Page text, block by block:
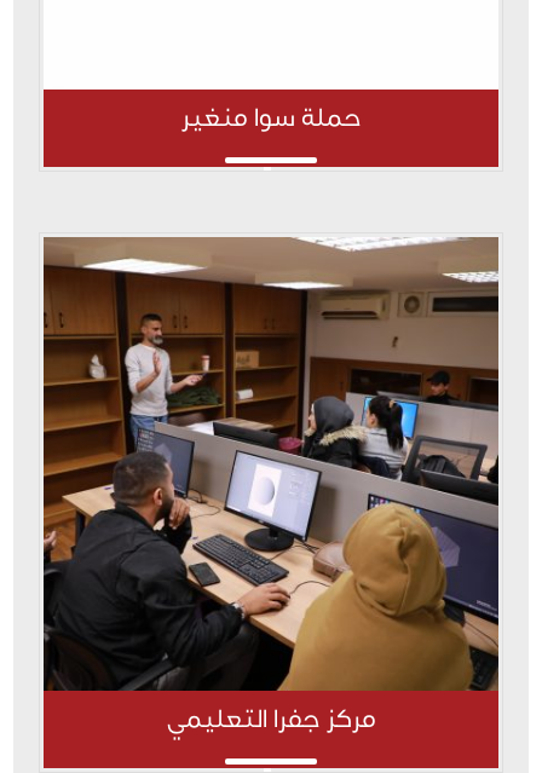
حملة سوا منغير
مركز جفرا التعليمي